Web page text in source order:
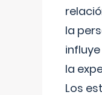
la
la
Los